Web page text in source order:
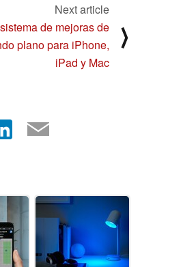
Next article
de mejoras de
plano para iPhone,
iPad y Mac
⟩